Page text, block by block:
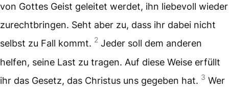
von Gottes Geist geleitet werdet, ihn liebevoll wieder
zurechtbringen. Seht aber zu, dass ihr dabei nicht
selbst zu Fall kommt. 2 Jeder soll dem anderen
helfen, seine Last zu tragen. Auf diese Weise erfüllt
ihr das Gesetz, das Christus uns gegeben hat. 3 Wer